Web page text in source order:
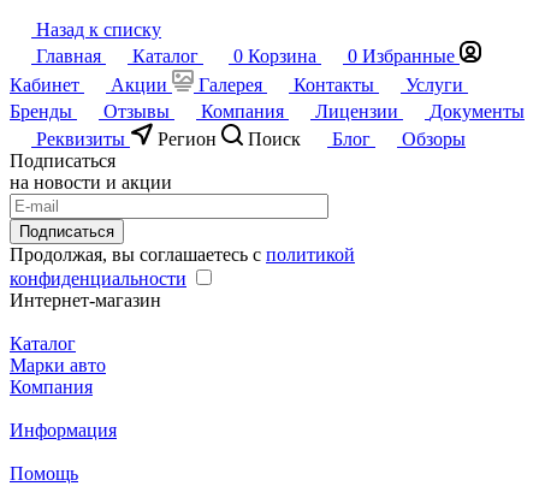
Назад к списку
Главная
Каталог 0 Корзина 0 Избранные
Кабинет
Акции Галерея Контакты
Услуги
Бренды
Отзывы Компания Лицензии
Документы
Реквизиты
Регион Поиск Блог
Обзоры
Подписаться
на новости и акции
Подписаться
Продолжая, вы соглашаетесь с политикой
конфиденциальности
Интернет-магазин
Каталог
Марки авто
Компания
Информация
Помощь